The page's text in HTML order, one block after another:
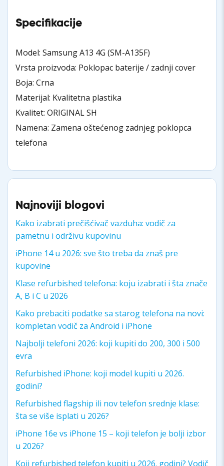
Specifikacije
Model: Samsung A13 4G (SM-A135F)
Vrsta proizvoda: Poklopac baterije / zadnji cover
Boja: Crna
Materijal: Kvalitetna plastika
Kvalitet: ORIGINAL SH
Namena: Zamena oštećenog zadnjeg poklopca
telefona
Najnoviji blogovi
Kako izabrati prečišćivač vazduha: vodič za
pametnu i održivu kupovinu
iPhone 14 u 2026: sve što treba da znaš pre
kupovine
Klase refurbished telefona: koju izabrati i šta znače
A, B i C u 2026
Kako prebaciti podatke sa starog telefona na novi:
kompletan vodič za Android i iPhone
Najbolji telefoni 2026: koji kupiti do 200, 300 i 500
evra
Refurbished iPhone: koji model kupiti u 2026.
godini?
Refurbished flagship ili nov telefon srednje klase:
šta se više isplati u 2026?
iPhone 16e vs iPhone 15 – koji telefon je bolji izbor
u 2026?
Koji refurbished telefon kupiti u 2026. godini? Vodič